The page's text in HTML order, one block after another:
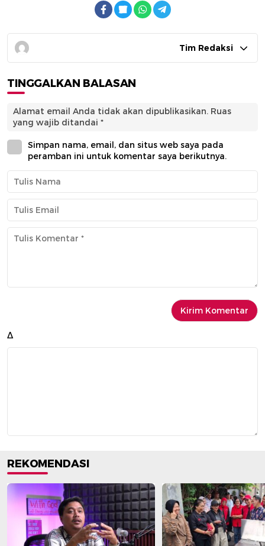
Tim Redaksi
TINGGALKAN BALASAN
Alamat email Anda tidak akan dipublikasikan. Ruas
yang wajib ditandai *
Simpan nama, email, dan situs web saya pada
peramban ini untuk komentar saya berikutnya.
Δ
REKOMENDASI